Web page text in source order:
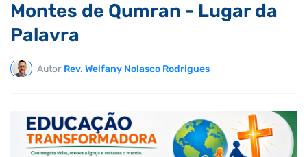
Montes de Qumran - Lugar da
Palavra
Autor Rev. Welfany Nolasco Rodrigues